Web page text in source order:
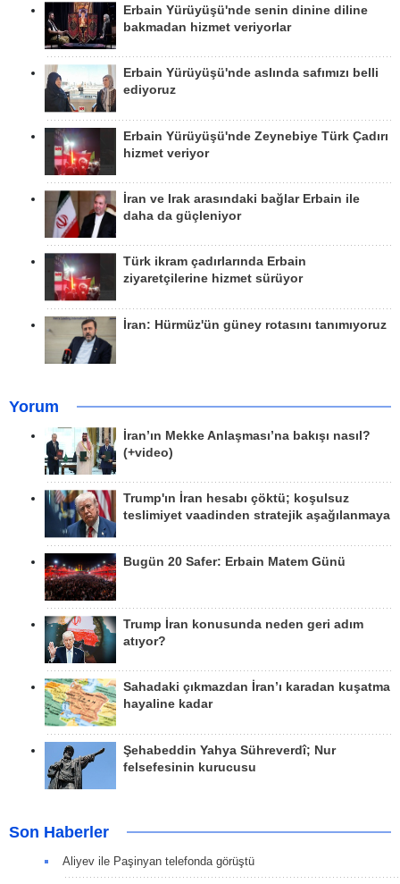
Erbain Yürüyüşü'nde senin dinine diline
bakmadan hizmet veriyorlar
Erbain Yürüyüşü'nde aslında safımızı belli
ediyoruz
Erbain Yürüyüşü'nde Zeynebiye Türk Çadırı
hizmet veriyor
İran ve Irak arasındaki bağlar Erbain ile
daha da güçleniyor
Türk ikram çadırlarında Erbain
ziyaretçilerine hizmet sürüyor
İran: Hürmüz'ün güney rotasını tanımıyoruz
Yorum
İran’ın Mekke Anlaşması’na bakışı nasıl?
(+video)
Trump'ın İran hesabı çöktü; koşulsuz
teslimiyet vaadinden stratejik aşağılanmaya
Bugün 20 Safer: Erbain Matem Günü
Trump İran konusunda neden geri adım
atıyor?
Sahadaki çıkmazdan İran’ı karadan kuşatma
hayaline kadar
Şehabeddin Yahya Sühreverdî; Nur
felsefesinin kurucusu
Son Haberler
Aliyev ile Paşinyan telefonda görüştü